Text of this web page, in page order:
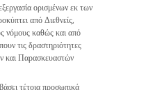
ορισμένων εκ των
από Διεθνείς,
νόμους καθώς και από
τις δραστηριότητες
και Παρασκευαστών
τέτοια προσωπικά